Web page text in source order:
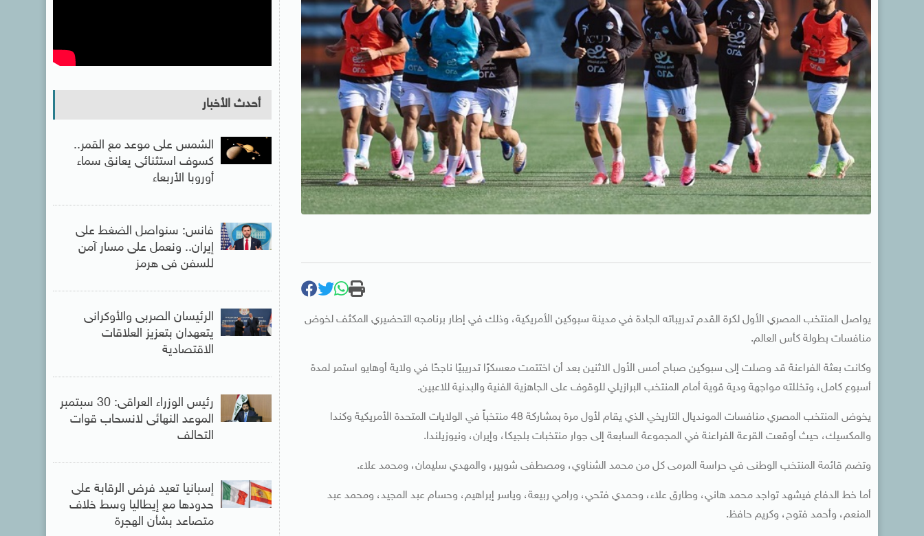
يواصل المنتخب المصري الأول لكرة القدم تدريباته الجادة في مدينة سبوكين الأمريكية، وذلك في إطار برنامجه التحضيري المكثف لخوض
منافسات بطولة كأس العالم.
وكانت بعثة الفراعنة قد وصلت إلى سبوكين صباح أمس الأول الاثنين بعد أن اختتمت معسكرًا تدريبيًا ناجحًا في ولاية أوهايو استمر لمدة
أسبوع كامل، وتخللته مواجهة ودية قوية أمام المنتخب البرازيلي للوقوف على الجاهزية الفنية والبدنية للاعبين.
يخوض المنتخب المصري منافسات المونديال التاريخي الذي يقام لأول مرة بمشاركة 48 منتخباً في الولايات المتحدة الأمريكية وكندا
والمكسيك، حيث أوقعت القرعة الفراعنة في المجموعة السابعة إلى جوار منتخبات بلجيكا، وإيران، ونيوزيلندا.
وتضم قائمة المنتخب الوطنى في حراسة المرمى كل من محمد الشناوي، ومصطفى شوبير، والمهدي سليمان، ومحمد علاء.
أما خط الدفاع فيشهد تواجد محمد هاني، وطارق علاء، وحمدي فتحي، ورامي ربيعة، وياسر إبراهيم، وحسام عبد المجيد، ومحمد عبد
المنعم، وأحمد فتوح، وكريم حافظ.
أحدث الأخبار
الشمس على موعد مع القمر..
كسوف استثنائى يعانق سماء
أوروبا الأربعاء
فانس: سنواصل الضغط على
إيران.. ونعمل على مسار آمن
للسفن فى هرمز
الرئيسان الصربى والأوكرانى
يتعهدان بتعزيز العلاقات
الاقتصادية
رئيس الوزراء العراقى: 30 سبتمبر
الموعد النهائى لانسحاب قوات
التحالف
إسبانيا تعيد فرض الرقابة على
حدودها مع إيطاليا وسط خلاف
متصاعد بشأن الهجرة